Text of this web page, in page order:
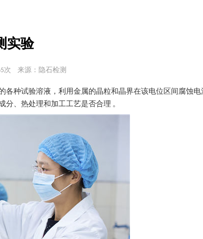
实验
次 来源：隐石检测
种试验溶液，利用金属的晶粒和晶界在该电位区间腐蚀电
分、热处理和加工工艺是否合理 。